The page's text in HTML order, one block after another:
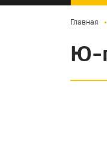
Главная
Ю-